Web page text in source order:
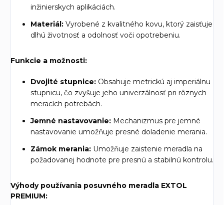
inžinierskych aplikáciách.
Materiál: Vyrobené z kvalitného kovu, ktorý zaisťuje
dlhú životnosť a odolnosť voči opotrebeniu.
Funkcie a možnosti:
Dvojité stupnice: Obsahuje metrickú aj imperiálnu
stupnicu, čo zvyšuje jeho univerzálnosť pri rôznych
meracích potrebách.
Jemné nastavovanie: Mechanizmus pre jemné
nastavovanie umožňuje presné doladenie merania.
Zámok merania: Umožňuje zaistenie meradla na
požadovanej hodnote pre presnú a stabilnú kontrolu.
Výhody používania posuvného meradla EXTOL
PREMIUM: